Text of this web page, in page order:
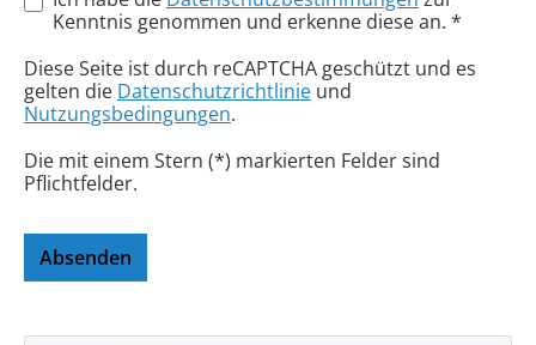
Kenntnis genommen und erkenne diese an. *
Diese Seite ist durch reCAPTCHA geschützt und es
gelten die Datenschutzrichtlinie und
Nutzungsbedingungen.
Die mit einem Stern (*) markierten Felder sind
Pflichtfelder.
Absenden